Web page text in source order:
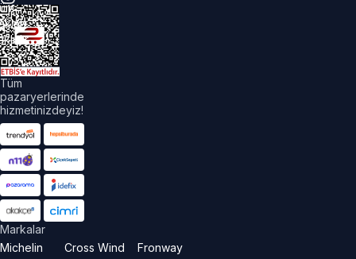
Tüm
pazaryerlerinde
hizmetinizdeyiz!
Markalar
Michelin
Cross Wind
Fronway